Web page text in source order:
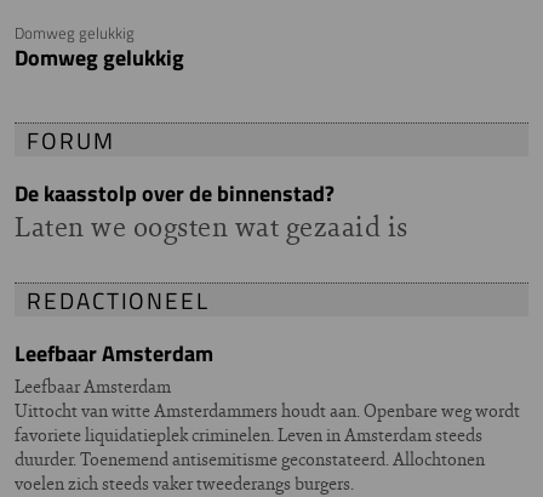
Domweg gelukkig
Domweg gelukkig
FORUM
De kaasstolp over de binnenstad?
Laten we oogsten wat gezaaid is
REDACTIONEEL
Leefbaar Amsterdam
Leefbaar Amsterdam
Uittocht van witte Amsterdammers houdt aan. Openbare weg wordt
favoriete liquidatieplek criminelen. Leven in Amsterdam steeds
duurder. Toenemend antisemitisme geconstateerd. Allochtonen
voelen zich steeds vaker tweederangs burgers.